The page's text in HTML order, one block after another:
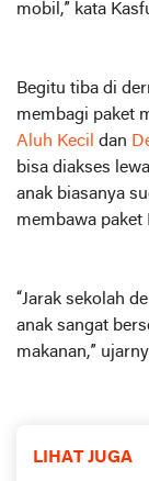
mobil,” kata
Begitu tiba di
membagi paket
Aluh Kecil dan
bisa diakses
anak biasanya
membawa paket
“Jarak sekolah
anak sangat
makanan,”
LIHAT JUGA